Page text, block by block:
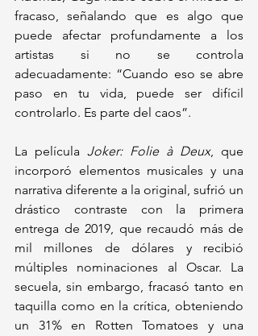
fracaso, señalando que es algo que
puede afectar profundamente a los
artistas si no se controla
adecuadamente: “Cuando eso se abre
paso en tu vida, puede ser difícil
controlarlo. Es parte del caos”.
La película Joker: Folie à Deux, que
incorporó elementos musicales y una
narrativa diferente a la original, sufrió un
drástico contraste con la primera
entrega de 2019, que recaudó más de
mil millones de dólares y recibió
múltiples nominaciones al Oscar. La
secuela, sin embargo, fracasó tanto en
taquilla como en la crítica, obteniendo
un 31% en Rotten Tomatoes y una